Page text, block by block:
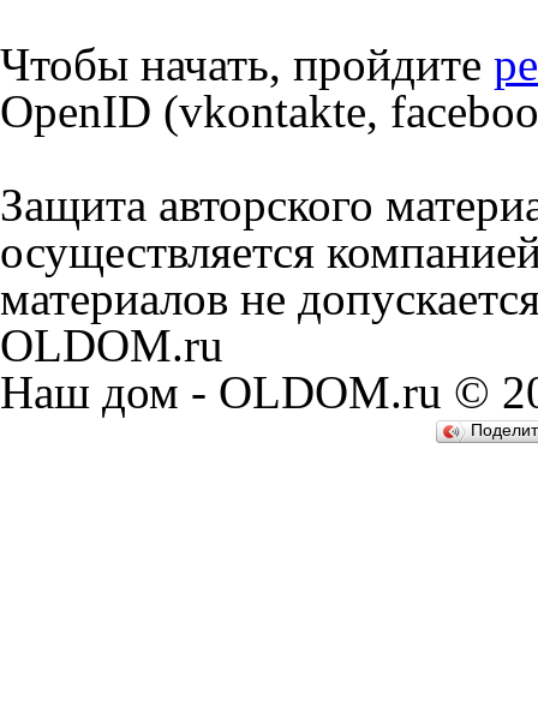
Чтобы начать, пройдите
OpenID (vkontakte,
Защита авторского
осуществляется
материалов не
OLDOM.ru
Наш дом - OLDOM.ru ©